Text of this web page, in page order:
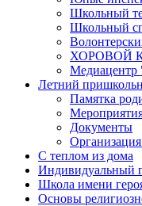
Школьный
Школьный
ХОРОВОЙ
Медиацентр
Летний
Памятка
Документы
С теплом из дома
Индивидуальный
Школа имени
Основы